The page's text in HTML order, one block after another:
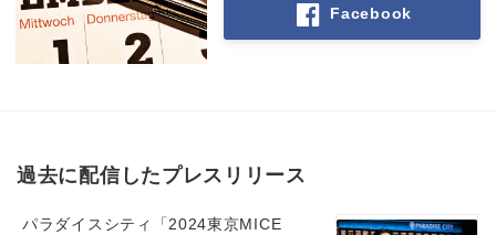
Facebook
過去に配信したプレスリリース
パラダイスシティ「2024東京MICE